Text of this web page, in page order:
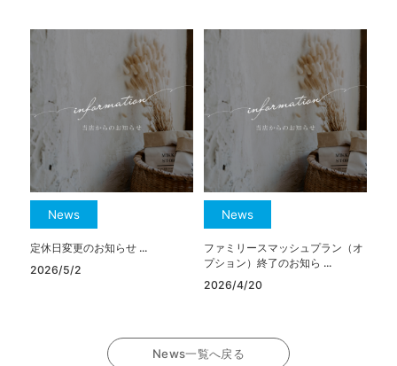
News
定休日変更のお知らせ ...
2026/5/2
News
ファミリースマッシュプラン（オ
プション）終了のお知ら ...
2026/4/20
News一覧へ戻る